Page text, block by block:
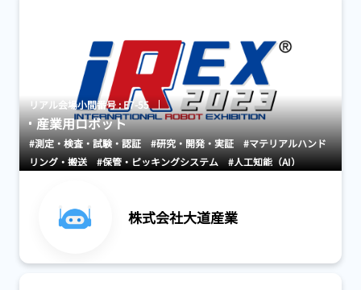
リアル会場小間番号 : E7-55
産業用ロボット
#測定・検査・試験・認証 #研究・開発・実証
#マテリアルハンド
リング・搬送
#保管・ピッキングシステム #人工知能（AI）
株式会社大道産業